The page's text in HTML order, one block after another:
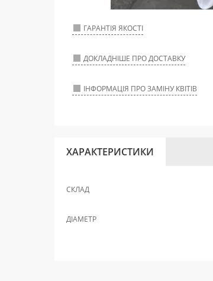
ГАРАНТІЯ ЯКОСТІ
ДОКЛАДНІШЕ ПРО ДОСТАВКУ
ІНФОРМАЦІЯ ПРО ЗАМІНУ КВІТІВ
ХАРАКТЕРИСТИКИ
СКЛАД
ДІАМЕТР